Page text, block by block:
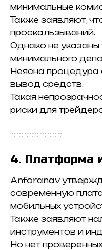
минимальные
Также заявляют,
проскальзываний.
Однако не указаны
минимального
Неясна процедура
вывод средств.
Такая
риски для
4. Платформа
Anforanav
современную
мобильных
Также заявляют
инструментов и
Но нет